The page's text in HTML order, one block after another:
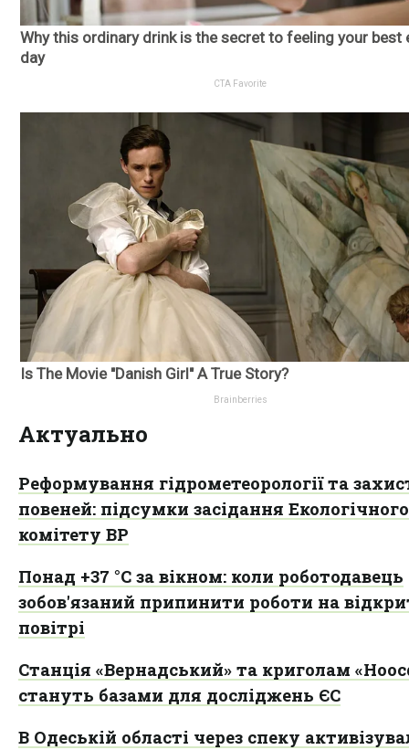
Актуально
Реформування гідрометеорології та
повеней: підсумки засідання Екологічного
комітету ВР
Понад +37 °C за вікном: коли роботодавець
зобов'язаний припинити роботи на
повітрі
Станція «Вернадський» та криголам
стануть базами для досліджень ЄС
В Одеській області через спеку